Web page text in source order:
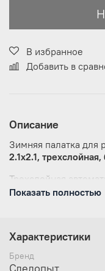
В избранное
Добавить в
Описание
Зимняя палатка для
2.1х2.1,
Трехслойная
длительной рыбалки
Размеры
Дуги каркаса
Показать полностью
Характеристики
Бренд